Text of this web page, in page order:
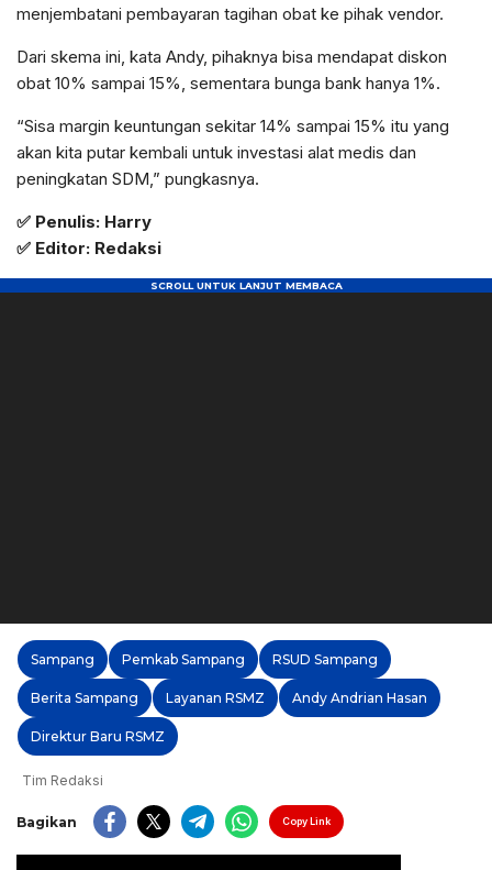
menjembatani pembayaran tagihan obat ke pihak vendor.
Dari skema ini, kata Andy, pihaknya bisa mendapat diskon
obat 10% sampai 15%, sementara bunga bank hanya 1%.
“Sisa margin keuntungan sekitar 14% sampai 15% itu yang
akan kita putar kembali untuk investasi alat medis dan
peningkatan SDM,” pungkasnya.
✅ Penulis: Harry
✅ Editor: Redaksi
Sampang Pemkab Sampang RSUD Sampang
Berita Sampang Layanan RSMZ Andy Andrian Hasan
Direktur Baru RSMZ
Tim Redaksi
Bagikan Copy Link